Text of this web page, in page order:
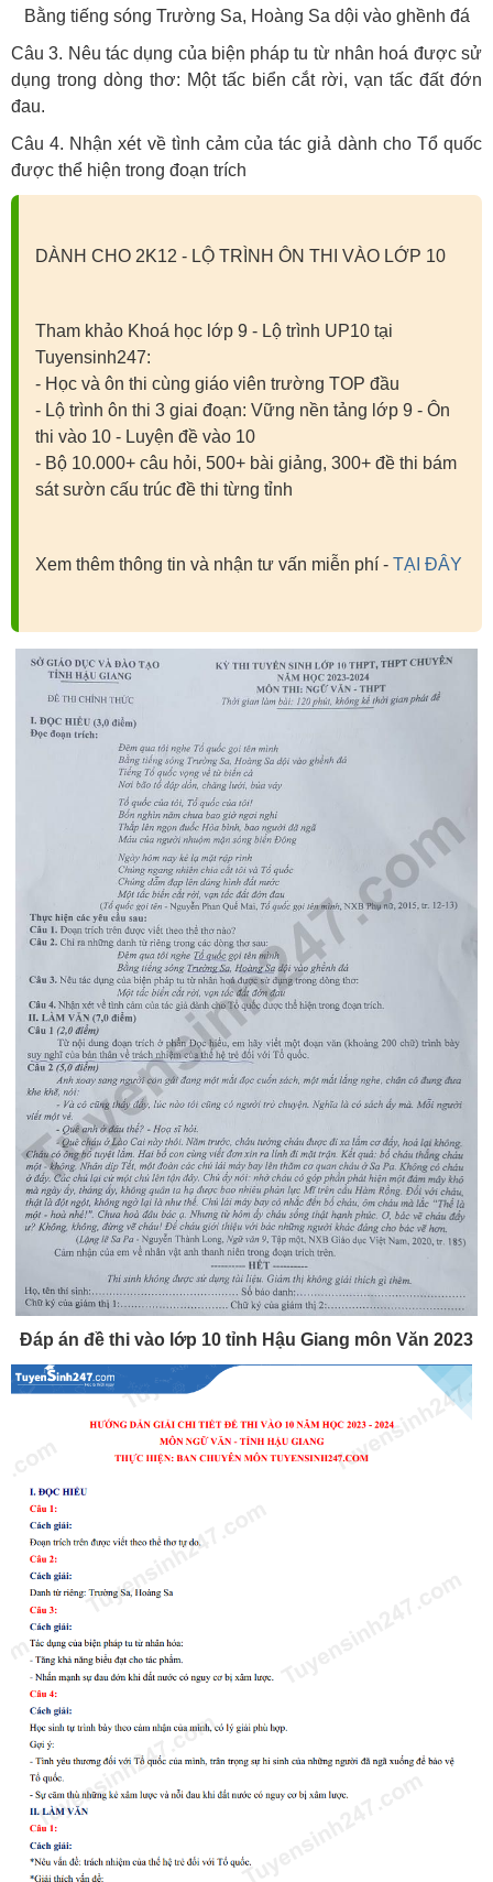
Bằng tiếng sóng Trường Sa, Hoàng Sa dội vào ghềnh đá
Câu 3. Nêu tác dụng của biện pháp tu từ nhân hoá được sử
dụng trong dòng thơ: Một tấc biển cắt rời, vạn tấc đất đớn
đau.
Câu 4. Nhận xét về tình cảm của tác giả dành cho Tổ quốc
được thể hiện trong đoạn trích
DÀNH CHO 2K12 - LỘ TRÌNH ÔN THI VÀO LỚP 10
Tham khảo Khoá học lớp 9 - Lộ trình UP10 tại
Tuyensinh247:
- Học và ôn thi cùng giáo viên trường TOP đầu
- Lộ trình ôn thi 3 giai đoạn: Vững nền tảng lớp 9 - Ôn
thi vào 10 - Luyện đề vào 10
- Bộ 10.000+ câu hỏi, 500+ bài giảng, 300+ đề thi bám
sát sườn cấu trúc đề thi từng tỉnh
Xem thêm thông tin và nhận tư vấn miễn phí - TẠI ĐÂY
Đáp án đề thi vào lớp 10 tỉnh Hậu Giang môn Văn 2023